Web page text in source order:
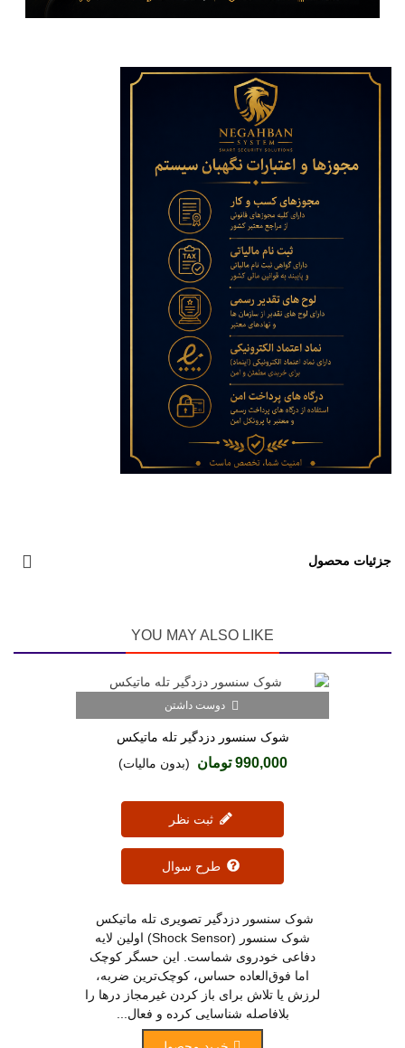
جزئیات محصول
YOU MAY ALSO LIKE
دوست داشتن
شوک سنسور دزدگیر تله ماتیکس
990,000 تومان (بدون مالیات)
ثبت نظر
طرح سوال
شوک سنسور دزدگیر تصویری تله ماتیکس
شوک سنسور (Shock Sensor) اولین لایه
دفاعی خودروی شماست. این حسگر کوچک
اما فوق‌العاده حساس، کوچک‌ترین ضربه،
لرزش یا تلاش برای باز کردن غیرمجاز درها را
بلافاصله شناسایی کرده و فعال...